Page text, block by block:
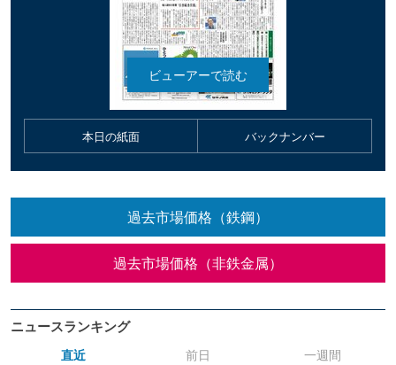
本日の紙面 バックナンバー
過去市場価格（鉄鋼）
過去市場価格（非鉄金属）
ニュースランキング
直近
前日 一週間